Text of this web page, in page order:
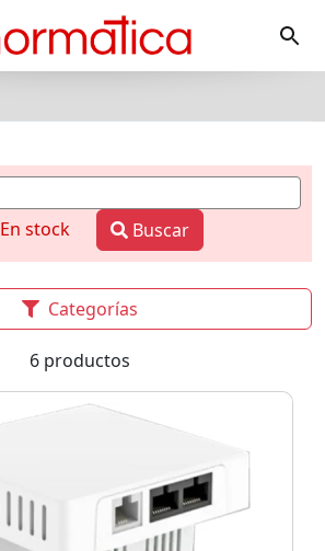
En stock Buscar
Categorías
6 productos